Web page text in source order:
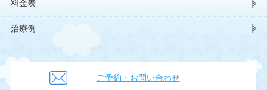
料金表
治療例
ご予約・お問い合わせ